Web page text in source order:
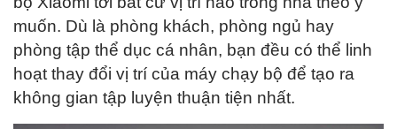
muốn. Dù là phòng khách, phòng ngủ hay
phòng tập thể dục cá nhân, bạn đều có thể linh
hoạt thay đổi vị trí của máy chạy bộ để tạo ra
không gian tập luyện thuận tiện nhất.